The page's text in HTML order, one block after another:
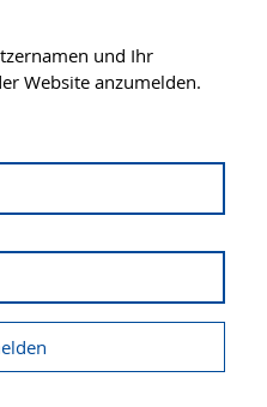
und Ihr
Website anzumelden.